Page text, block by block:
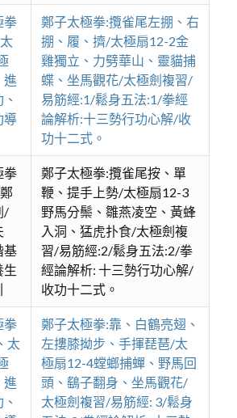
拳
進
導
鄭子太極拳:攬雀尾左掤、右
掤、履、擠/太極扇12-2金
雞獨立、力劈華山、靈貓捕
蝶、坐馬觀花/太極劍複習/
易筋經:1/鬆身五法:1/拳經
論解析:十三勢行功心解/收
功十二式。
拳
/
基
生
鄭子太極拳:攬雀尾按、單
鞭、提手上勢/太極扇12-3
野馬分鬃、雛燕凌空、黃蜂
入洞、猛虎扑食/太極劍複
習/易筋經:2/鬆身五法:2/拳
經論解析: 十三勢行功心解/
收功十二式。
拳
太
進
鄭子太極拳:靠、白鶴亮翅、
左摟膝拗步、手揮琵琶/太
極扇12-4螳螂捕蟬、野馬回
頭、鷂子翻身、坐馬觀花/
太極劍複習/易筋經: 3/鬆身